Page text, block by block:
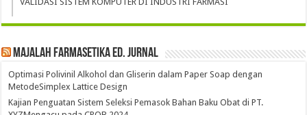
Majalah Farmasetika Ed. Jurnal
Optimasi Polivinil Alkohol dan Gliserin dalam Paper Soap dengan
MetodeSimplex Lattice Design
Kajian Penguatan Sistem Seleksi Pemasok Bahan Baku Obat di PT.